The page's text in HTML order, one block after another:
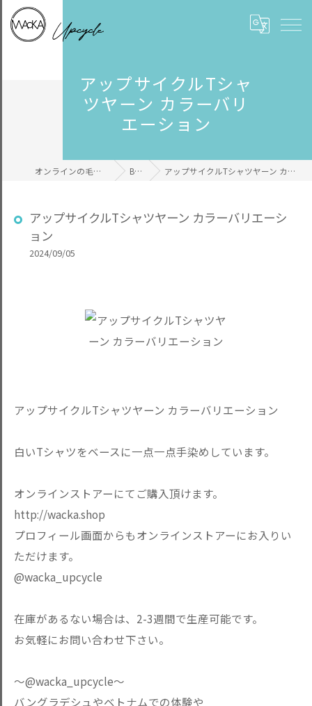
アップサイクルTシャ
ツヤーン カラーバリ
エーション
オンラインの毛糸ならWAcKA BLOG アップサイクルTシャツヤーン カラーバリエーション
アップサイクルTシャツヤーン カラーバリエーシ
ョン
2024/09/05
アップサイクルTシャツヤーン カラーバリエーション
白いTシャツをベースに一点一点手染めしています。
オンラインストアーにてご購入頂けます。
http://wacka.shop
プロフィール画面からもオンラインストアーにお入りい
ただけます。
@wacka_upcycle
在庫があるない場合は、2-3週間で生産可能です。
お気軽にお問い合わせ下さい。
〜@wacka_upcycle〜
バングラデシュやベトナムでの体験や